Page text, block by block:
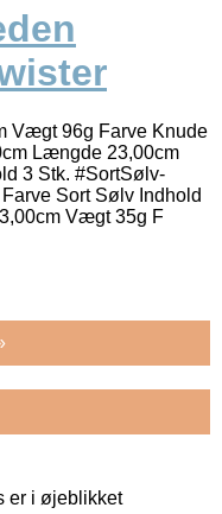
Vægt 96g Farve Knude
Længde 23,00cm
3 Stk. #SortSølv-
Sort Sølv Indhold
Vægt 35g F
er i øjeblikket